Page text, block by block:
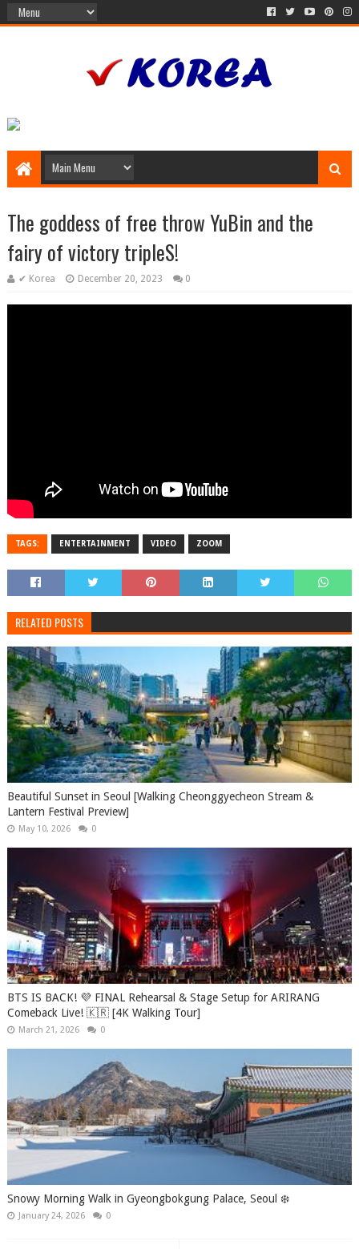
The goddess of free throw YuBin and the
fairy of victory tripleS!
✔ Korea December 20, 2023 0
TAGS: ENTERTAINMENT VIDEO ZOOM
RELATED POSTS
Beautiful Sunset in Seoul [Walking Cheonggyecheon Stream &
Lantern Festival Preview]
May 10, 2026 0
BTS IS BACK! 💜 FINAL Rehearsal & Stage Setup for ARIRANG
Comeback Live! 🇰🇷 [4K Walking Tour]
March 21, 2026 0
Snowy Morning Walk in Gyeongbokgung Palace, Seoul ❄️
January 24, 2026 0